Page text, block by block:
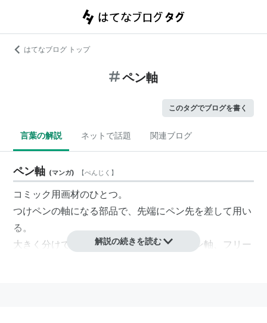
はてなブログ トップ
ペン軸
このタグでブログを書く
言葉の解説 ネットで話題 関連ブログ
ペン軸 (マンガ) 【ぺんじく 】
コミック用画材のひとつ。
つけペンの軸になる部品で、先端にペン先を差して用い
る。
大きく分けて
丸ペン用ペン軸と平ペン用ペン軸、フリー
解説の続きを読む